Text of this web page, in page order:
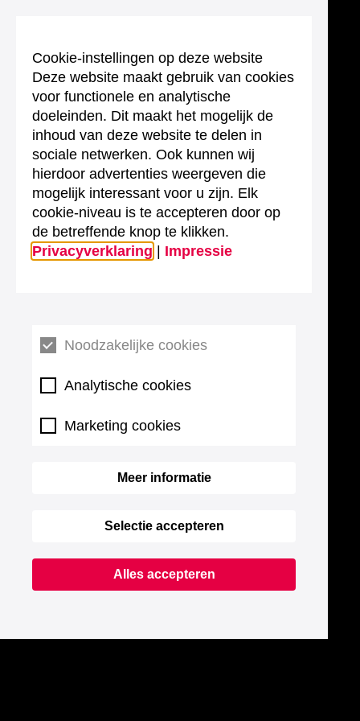
Cookie-instellingen op deze website
Deze website maakt gebruik van cookies
voor functionele en analytische
doeleinden. Dit maakt het mogelijk de
inhoud van deze website te delen in
sociale netwerken. Ook kunnen wij
hierdoor advertenties weergeven die
mogelijk interessant voor u zijn. Elk
cookie-niveau is te accepteren door op
de betreffende knop te klikken.
Privacyverklaring
Impressie
Noodzakelijke cookies
Analytische cookies
Marketing cookies
Meer informatie
Selectie accepteren
Alles accepteren